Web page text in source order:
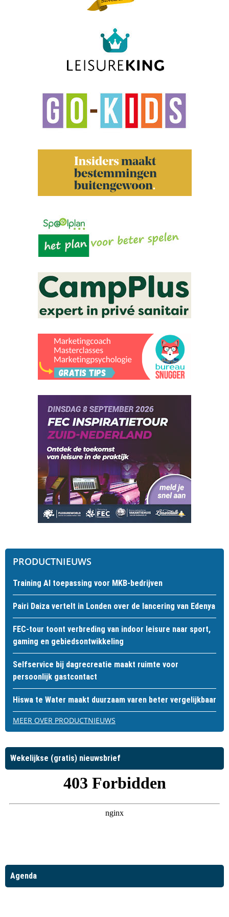
PRODUCTNIEUWS
Training AI toepassing voor MKB-bedrijven
Pairi Daiza vertelt in Londen over de lancering van Edenya
FEC-tour toont verbreding van indoor leisure naar sport,
gaming en gebiedsontwikkeling
Selfservice bij dagrecreatie maakt ruimte voor
persoonlijk gastcontact
Hiswa te Water maakt duurzaam varen beter vergelijkbaar
MEER OVER PRODUCTNIEUWS
Wekelijkse (gratis) nieuwsbrief
Agenda